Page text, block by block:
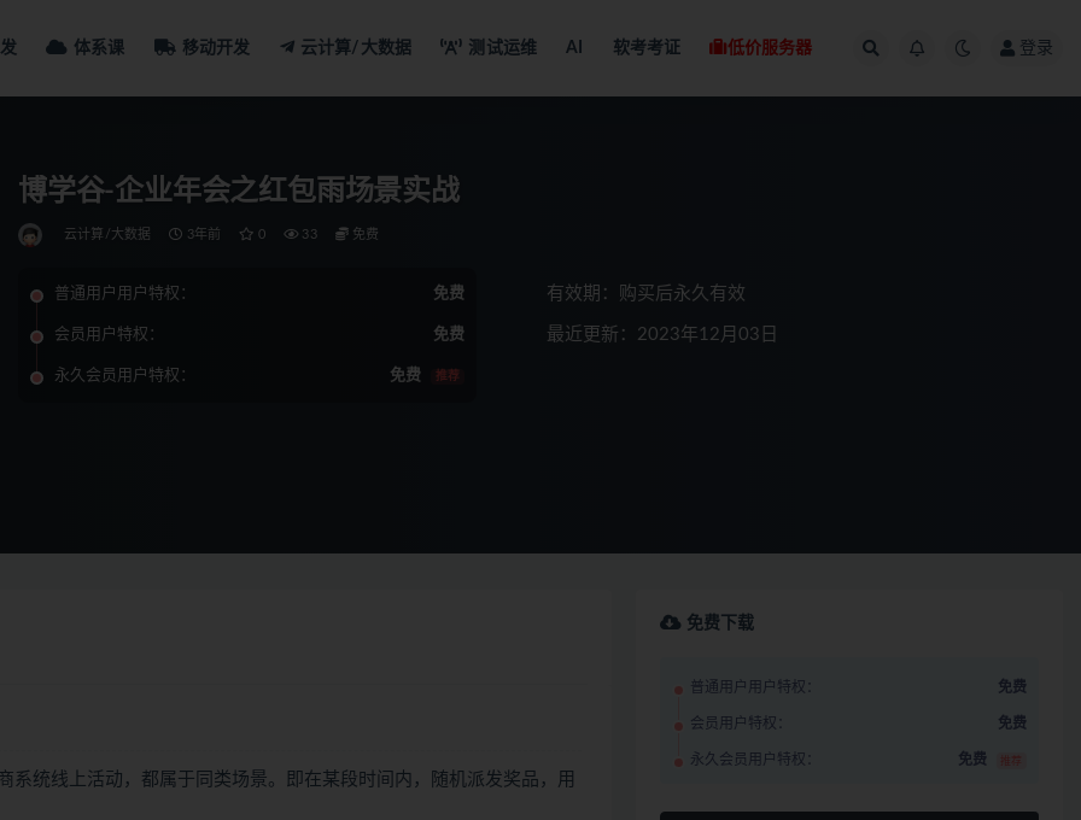
体系课 移动开发 云计算/大数据 测试运维 AI 软考考证 低价服务器 登录
博学谷-企业年会之红包雨场景实战
云计算/大数据 3年前 0 33 免费
普通用户用户特权： 免费
会员用户特权： 免费
永久会员用户特权： 免费 推荐
有效期：购买后永久有效
最近更新：2023年12月03日
统线上活动，都属于同类场景。即在某段时间内，随机派发奖品，用
免费下载
普通用户用户特权： 免费
会员用户特权： 免费
永久会员用户特权： 免费 推荐